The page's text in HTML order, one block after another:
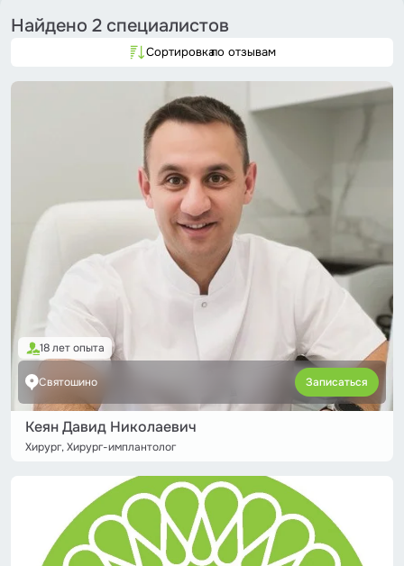
Найдено 2 специалистов
Сортировкапо отзывам
18 лет опыта
Святошино Записаться
Кеян Давид Николаевич
Хирург, Хирург-имплантолог